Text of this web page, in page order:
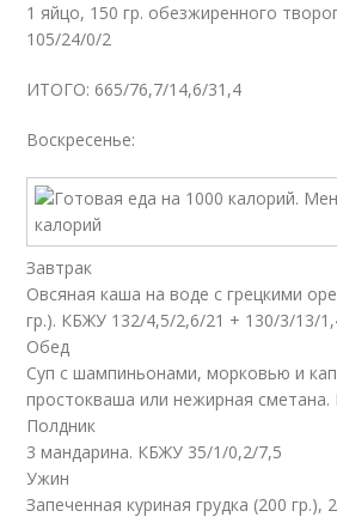
1 яйцо, 150 гр. обезжиренного
105/24/0/2
ИТОГО: 665/76,7/14,6/31,4
Воскресенье:
Завтрак
Овсяная каша на воде с грецкими
гр.). КБЖУ 132/4,5/2,6/21 + 130/3/13/
Обед
Суп с шампиньонами, морковью и
простокваша или нежирная
Полдник
3 мандарина. КБЖУ 35/1/0,2/7,5
Ужин
Запеченная куриная грудка (200 гр.),